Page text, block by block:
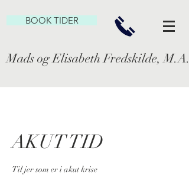
BOOK TIDER
Mads og Elisabeth Fredskilde,
AKUT TID
Til jer som er i akut krise